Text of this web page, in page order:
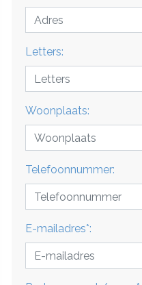
Letters:
Woonplaats:
Telefoonnummer:
E-mailadres*: